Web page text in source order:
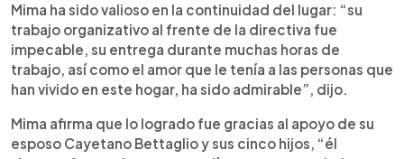
Mima ha sido valioso en la continuidad del lugar: “su
trabajo organizativo al frente de la directiva fue
impecable, su entrega durante muchas horas de
trabajo, así como el amor que le tenía a las personas que
han vivido en este hogar, ha sido admirable”, dijo.
Mima afirma que lo logrado fue gracias al apoyo de su
esposo Cayetano Bettaglio y sus cinco hijos, “él